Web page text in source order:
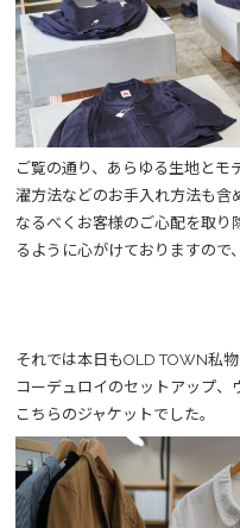
ご覧の通り、あらゆる生地とモ
濯方法などのお手入れ方法も含
なるべくお客様のご心配を取り
るように心がけておりますので
それでは本日もOLD TOWN私
コーデュロイのセットアップ、
こちらのジャケットでした。